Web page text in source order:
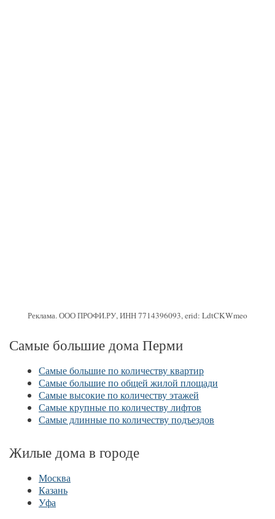
Реклама. ООО ПРОФИ.РУ, ИНН 7714396093, erid: LdtCKWmeo
Самые большие дома Перми
Самые большие по количеству квартир
Самые большие по общей жилой площади
Самые высокие по количеству этажей
Самые крупные по количеству лифтов
Самые длинные по количеству подъездов
Жилые дома в городе
Москва
Казань
Уфа